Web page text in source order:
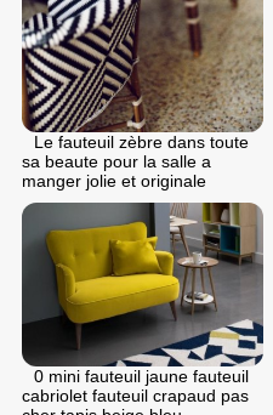
Le fauteuil zèbre dans toute
sa beaute pour la salle a
manger jolie et originale
0 mini fauteuil jaune fauteuil
cabriolet fauteuil crapaud pas